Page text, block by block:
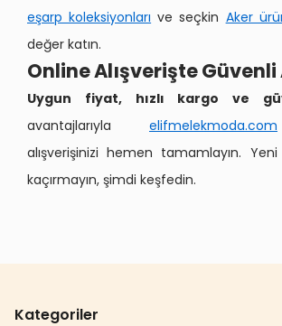
eşarp koleksiyonları ve seçkin Aker
değer katın.
Online Alışverişte Güvenli
Uygun fiyat, hızlı kargo ve
avantajlarıyla elifmelekmoda.com
alışverişinizi hemen tamamlayın.
kaçırmayın, şimdi keşfedin.
Kategoriler